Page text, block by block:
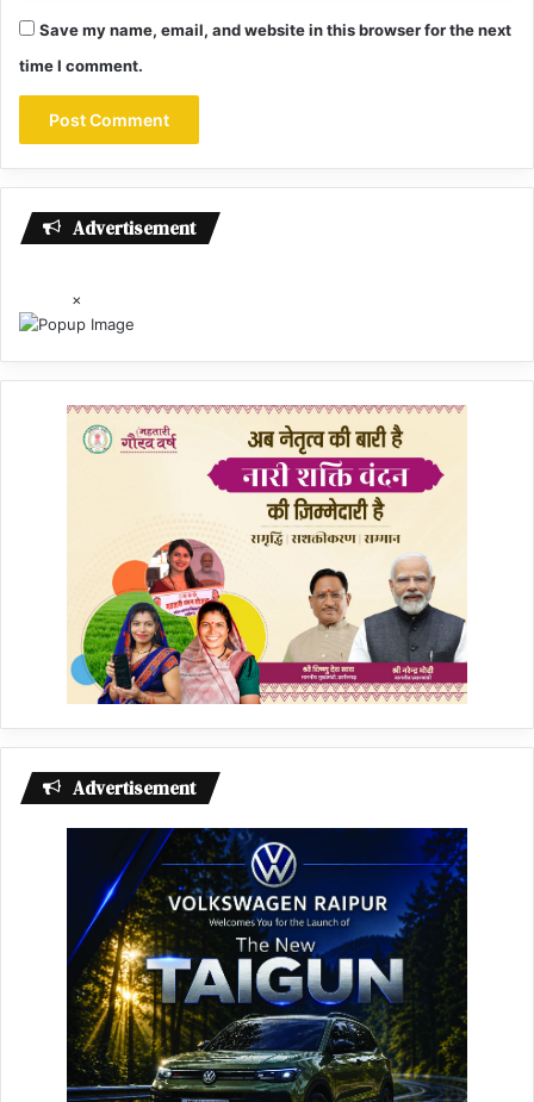
Save my name, email, and website in this browser for the next
time I comment.
Advertisement
×
Advertisement